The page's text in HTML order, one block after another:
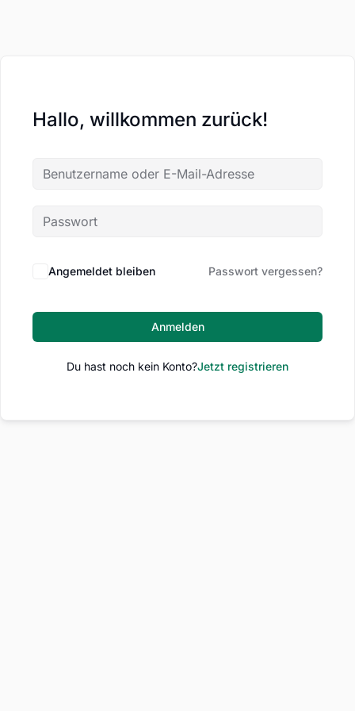
Hallo, willkommen zurück!
Angemeldet bleiben Passwort vergessen?
Anmelden
Du hast noch kein Konto?Jetzt registrieren